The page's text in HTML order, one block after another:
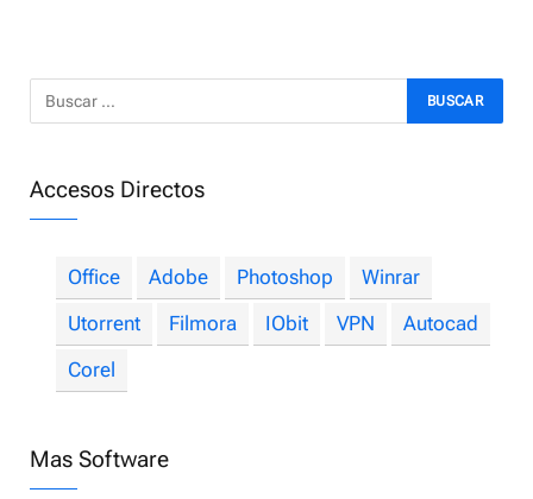
Accesos Directos
Office Adobe Photoshop
Winrar
Utorrent
Filmora IObit VPN
Autocad
Corel
Mas Software